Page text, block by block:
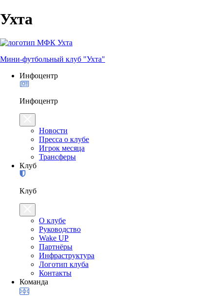
Ухта
Мини-футбольный клуб "Ухта"
Инфоцентр
Инфоцентр
Новости
Пресса о клубе
Игрок месяца
Трансферы
Клуб
Клуб
О клубе
Руководство
Wake UP
Партнёры
Инфраструктура
Логотип клуба
Контакты
Команда